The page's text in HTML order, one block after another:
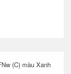
(C) màu Xanh